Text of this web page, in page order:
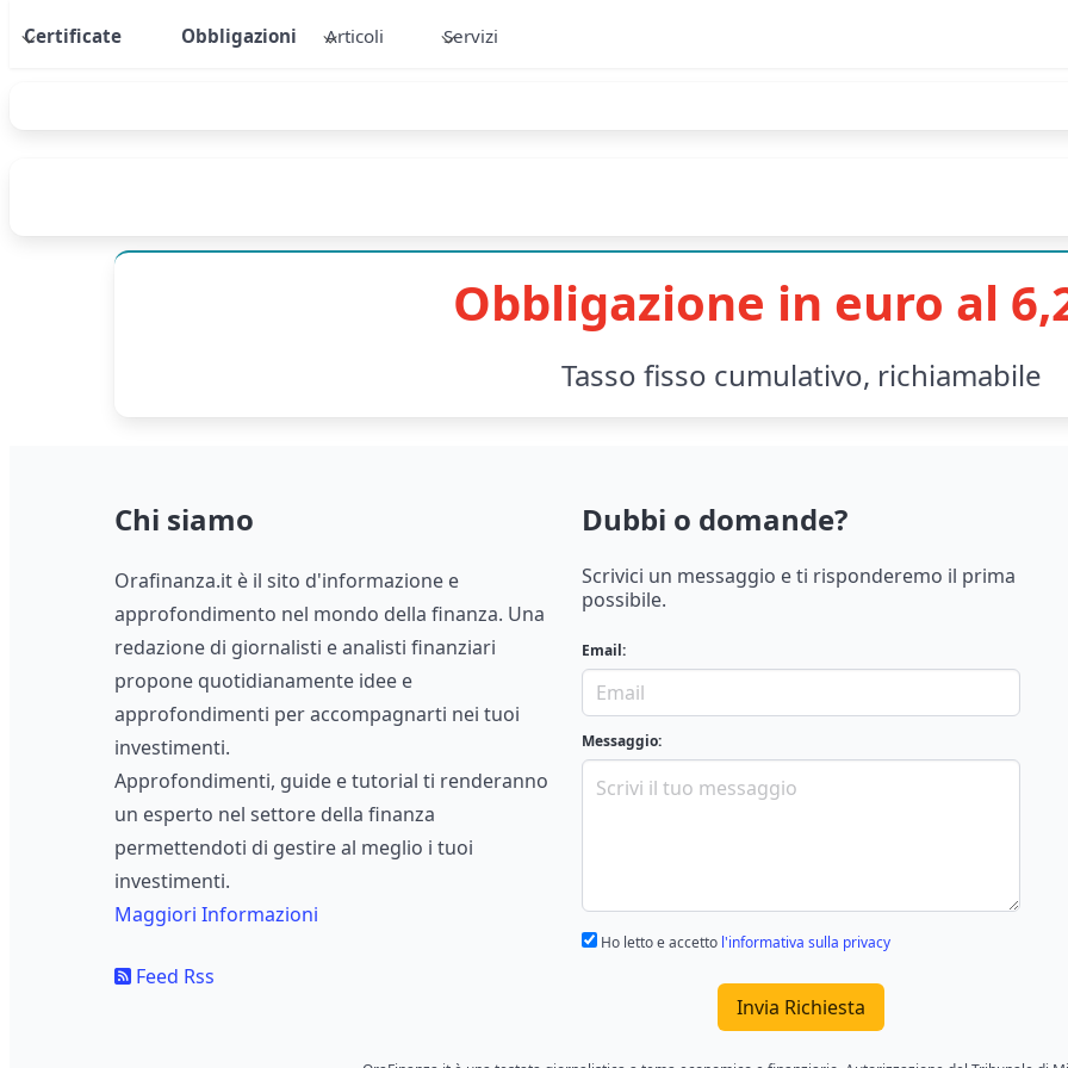
Certificate Obbligazioni Articoli Servizi
Obbligazione in euro al
Tasso fisso cumulativo, richiamabile
Chi siamo
Orafinanza.it è il sito d'informazione e
approfondimento nel mondo della finanza. Una
redazione di giornalisti e analisti finanziari
propone quotidianamente idee e
approfondimenti per accompagnarti nei tuoi
investimenti.
Approfondimenti, guide e tutorial ti renderanno
un esperto nel settore della finanza
permettendoti di gestire al meglio i tuoi
investimenti.
Maggiori Informazioni
Feed Rss
Dubbi o domande?
Scrivici un messaggio e ti risponderemo il prima
possibile.
Email:
Messaggio:
Ho letto e accetto l'informativa sulla privacy
Invia Richiesta